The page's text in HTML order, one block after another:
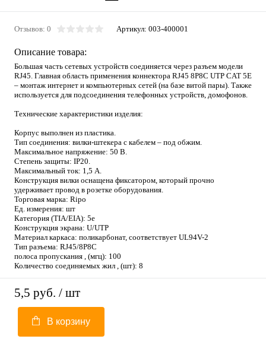
Отзывов: 0 Артикул: 003-400001
Описание товара:
Большая часть сетевых устройств соединяется через разъем модели
RJ45. Главная область применения коннектора RJ45 8P8C UTP CAT 5E
– монтаж интернет и компьютерных сетей (на базе витой пары). Также
используется для подсоединения телефонных устройств, домофонов.
Технические характеристики изделия:
Корпус выполнен из пластика.
Тип соединения: вилки-штекера с кабелем – под обжим.
Максимальное напряжение: 50 В.
Степень защиты: IP20.
Максимальный ток: 1,5 А.
Конструкция вилки оснащена фиксатором, который прочно
удерживает провод в розетке оборудования.
Торговая марка: Ripo
Ед. измерения: шт
Категория (TIA/EIA): 5e
Конструкция экрана: U/UTP
Материал каркаса: поликарбонат, соответствует UL94V-2
Тип разъема: RJ45/8P8C
полоса пропускания , (мгц): 100
Количество соединяемых жил , (шт): 8
5,5 руб. / шт
В корзину